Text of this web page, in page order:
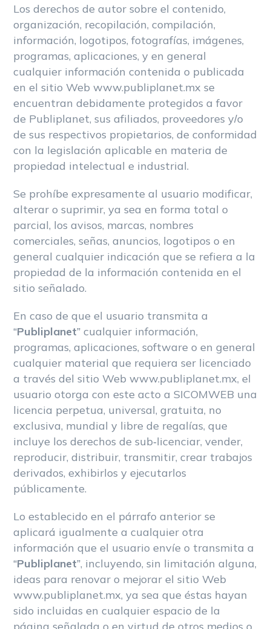
Los derechos de autor sobre el contenido,
organización, recopilación, compilación,
información, logotipos, fotografías, imágenes,
programas, aplicaciones, y en general
cualquier información contenida o publicada
en el sitio Web www.publiplanet.mx se
encuentran debidamente protegidos a favor
de Publiplanet, sus afiliados, proveedores y/o
de sus respectivos propietarios, de conformidad
con la legislación aplicable en materia de
propiedad intelectual e industrial.
Se prohíbe expresamente al usuario modificar,
alterar o suprimir, ya sea en forma total o
parcial, los avisos, marcas, nombres
comerciales, señas, anuncios, logotipos o en
general cualquier indicación que se refiera a la
propiedad de la información contenida en el
sitio señalado.
En caso de que el usuario transmita a
“Publiplanet” cualquier información,
programas, aplicaciones, software o en general
cualquier material que requiera ser licenciado
a través del sitio Web www.publiplanet.mx, el
usuario otorga con este acto a SICOMWEB una
licencia perpetua, universal, gratuita, no
exclusiva, mundial y libre de regalías, que
incluye los derechos de sub-licenciar, vender,
reproducir, distribuir, transmitir, crear trabajos
derivados, exhibirlos y ejecutarlos
públicamente.
Lo establecido en el párrafo anterior se
aplicará igualmente a cualquier otra
información que el usuario envíe o transmita a
“Publiplanet”, incluyendo, sin limitación alguna,
ideas para renovar o mejorar el sitio Web
www.publiplanet.mx, ya sea que éstas hayan
sido incluidas en cualquier espacio de la
página señalada o en virtud de otros medios o